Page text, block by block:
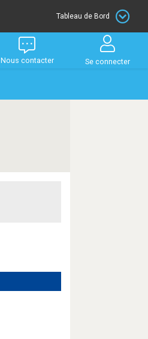
Tableau de Bord
Nous contacter Se connecter